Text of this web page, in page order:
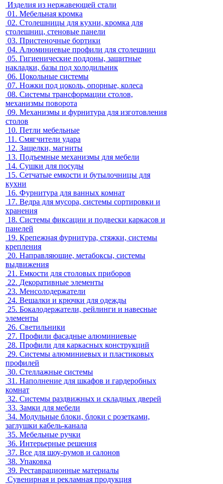
Изделия из нержавеющей стали
01. Мебельная кромка
02. Столешницы для кухни, кромка для
столешниц, стеновые панели
03. Пристеночные бортики
04. Алюминиевые профили для столешниц
05. Гигиенические поддоны, защитные
накладки, базы под холодильник
06. Цокольные системы
07. Ножки под цоколь, опорные, колеса
08. Системы трансформации столов,
механизмы поворота
09. Механизмы и фурнитура для изготовления
столов
10. Петли мебельные
11. Смягчители удара
12. Защелки, магниты
13. Подъемные механизмы для мебели
14. Сушки для посуды
15. Сетчатые емкости и бутылочницы для
кухни
16. Фурнитура для ванных комнат
17. Ведра для мусора, системы сортировки и
хранения
18. Системы фиксации и подвески каркасов и
панелей
19. Крепежная фурнитура, стяжки, системы
крепления
20. Направляющие, метабоксы, системы
выдвижения
21. Емкости для столовых приборов
22. Декоративные элементы
23. Менсолодержатели
24. Вешалки и крючки для одежды
25. Бокалодержатели, рейлинги и навесные
элементы
26. Светильники
27. Профили фасадные алюминиевые
28. Профили для каркасных конструкций
29. Системы алюминиевых и пластиковых
профилей
30. Стеллажные системы
31. Наполнение для шкафов и гардеробных
комнат
32. Системы раздвижных и складных дверей
33. Замки для мебели
34. Модульные блоки, блоки с розетками,
заглушки кабель-канала
35. Мебельные ручки
36. Интерьерные решения
37. Все для шоу-румов и салонов
38. Упаковка
39. Реставрационные материалы
Сувенирная и рекламная продукция